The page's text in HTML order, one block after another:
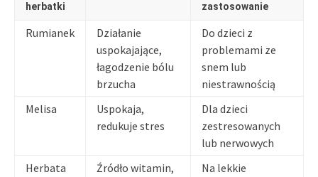
herbatki
zastosowanie
Rumianek
Działanie
uspokajające,
łagodzenie bólu
brzucha
Do dzieci z
problemami ze
snem lub
niestrawnością
Melisa
Uspokaja,
redukuje stres
Dla dzieci
zestresowanych
lub nerwowych
Herbata
Źródło witamin,
Na lekkie